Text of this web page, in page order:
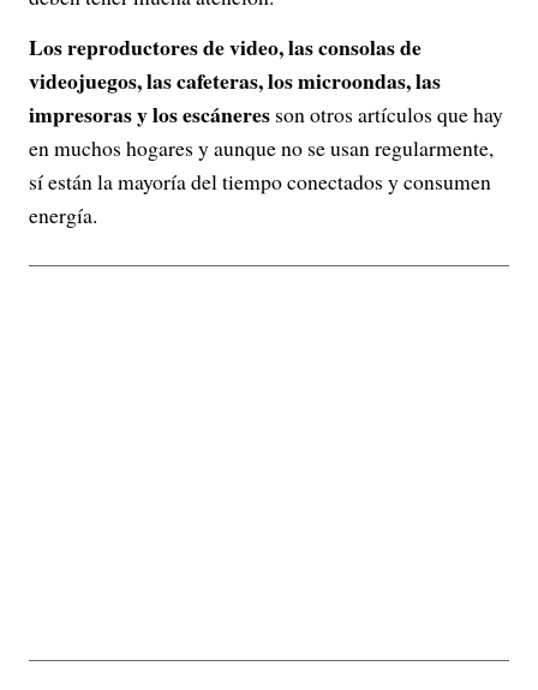
Los reproductores de video, las consolas de
videojuegos, las cafeteras, los microondas, las
impresoras y los escáneres son otros artículos que hay
en muchos hogares y aunque no se usan regularmente,
sí están la mayoría del tiempo conectados y consumen
energía.